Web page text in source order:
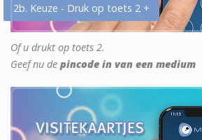
2b. Keuze - Druk op toets 2 +
Of u drukt op toets 2.
Geef nu de pincode in van een medium